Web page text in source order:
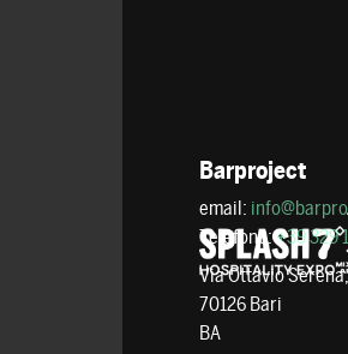
Barproject
email:
Telefono:+39 329
Via Ottavio
70126 Bari
BA